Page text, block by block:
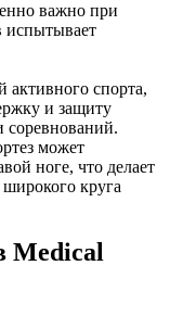
важно при
испытывает
активного спорта,
и защиту
соревнований.
может
ноге, что делает
круга
Medical